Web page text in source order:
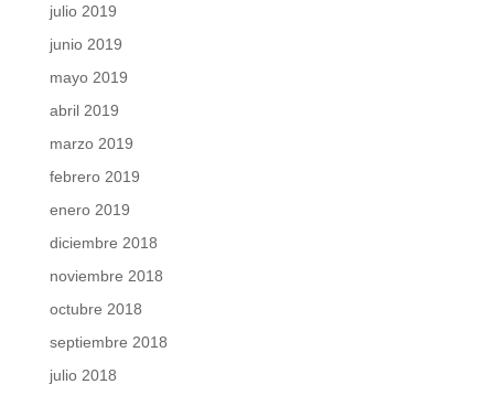
julio 2019
junio 2019
mayo 2019
abril 2019
marzo 2019
febrero 2019
enero 2019
diciembre 2018
noviembre 2018
octubre 2018
septiembre 2018
julio 2018